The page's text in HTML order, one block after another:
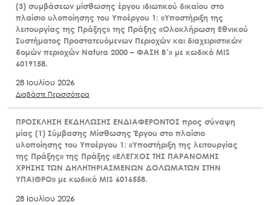
(3) συμβάσεων μίσθωσης έργου ιδιωτικού δικαίου στο
πλαίσιο υλοποίησης του Υποέργου 1: «Υποστήριξη της
λειτουργίας της Πράξης» της Πράξης «Ολοκλήρωση Εθνικού
Συστήματος Προστατευόμενων Περιοχών και διαχειριστικών
δομών περιοχών Natura 2000 – ΦΑΣΗ Β’» με κωδικό MIS
6019158.
28 Ιουλίου 2026
Διαβάστε Περισσότερα
ΠΡΟΣΚΛΗΣΗ ΕΚΔΗΛΩΣΗΣ ΕΝΔΙΑΦΕΡΟΝΤΟΣ προς σύναψη
μίας (1) Σύμβασης Μίσθωσης Έργου στο πλαίσιο
υλοποίησης του Υποέργου 1: «Υποστήριξη της λειτουργίας
της Πράξης» της Πράξης «ΕΛΕΓΧΟΣ ΤΗΣ ΠΑΡΑΝΟΜΗΣ
ΧΡΗΣΗΣ ΤΩΝ ΔΗΛΗΤΗΡΙΑΣΜΕΝΩΝ ΔΟΛΩΜΑΤΩΝ ΣΤΗΝ
ΥΠΑΙΘΡΟ» με κωδικό MIS 6016558.
28 Ιουλίου 2026